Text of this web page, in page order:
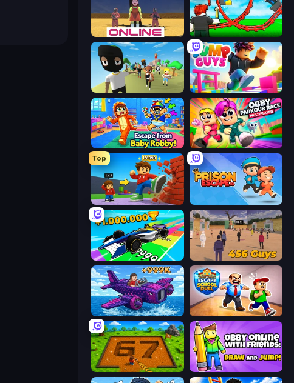
Squid Game Online Build a Rollercoaster: Simulator
Jump Guys
Escape From Baby Robby! Obby Parkour Race: Multiplayer
Top
Obby: +1 Click Wall Breaker Prison Escape.io
Obby Car Challenge: Drive 456 Guys
Obby Plane Power Challenge: Fly Escape School Duel
Obby: Dig Brainrots